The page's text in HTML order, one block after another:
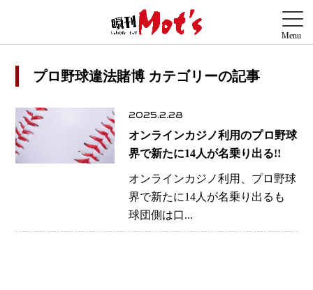
プロ野球違法賭博 カテゴリーの記事
2025.2.28
オンラインカジノ利用のプロ野球
界で新たに14人が名乗り出る!!
オンラインカジノ利用、プロ野球
界で新たに14人が名乗り出るも
球団側は口...